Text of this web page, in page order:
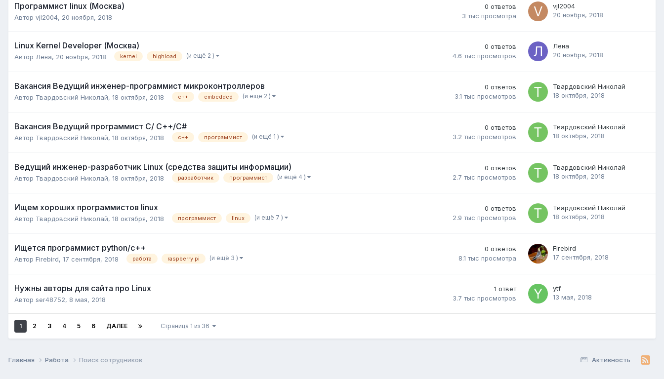
Программист linux (Москва)
Автор vjl2004, 20 ноября, 2018
0 ответов
3 тыс просмотра
vjl2004
20 ноября, 2018
Linux Kernel Developer (Москва)
Автор Лена, 20 ноября, 2018 kernel highload (и ещё 2 )
0 ответов
4.6 тыс просмотров
Лена
20 ноября, 2018
Вакансия Ведущий инженер-программист микроконтроллеров
Автор Твардовский Николай, 18 октября, 2018 с++ embedded (и ещё 2 )
0 ответов
3.1 тыс просмотров
Твардовский Николай
18 октября, 2018
Вакансия Ведущий программист C/ C++/C#
Автор Твардовский Николай, 18 октября, 2018 c++ программист (и ещё 1 )
0 ответов
3.2 тыс просмотров
Твардовский Николай
18 октября, 2018
Ведущий инженер-разработчик Linux (средства защиты информации)
Автор Твардовский Николай, 18 октября, 2018 разработчик программист (и ещё 4 )
0 ответов
2.7 тыс просмотров
Твардовский Николай
18 октября, 2018
Ищем хороших программистов linux
Автор Твардовский Николай, 18 октября, 2018 программист linux (и ещё 7 )
0 ответов
2.9 тыс просмотров
Твардовский Николай
18 октября, 2018
Ищется программист python/c++
Автор Firebird, 17 сентября, 2018 работа raspberry pi (и ещё 3 )
0 ответов
8.1 тыс просмотра
Firebird
17 сентября, 2018
Нужны авторы для сайта про Linux
Автор ser48752, 8 мая, 2018
1 ответ
3.7 тыс просмотров
ytf
13 мая, 2018
1 2 3 4 5 6 ДАЛЕЕ Страница 1 из 36
Активность
Главная Работа Поиск сотрудников